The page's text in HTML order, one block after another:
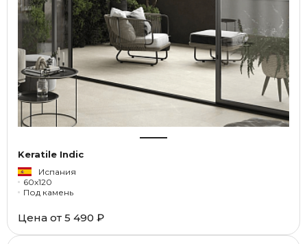
Keratile Indic
Испания
60x120
Под камень
Цена от 5 490 ₽